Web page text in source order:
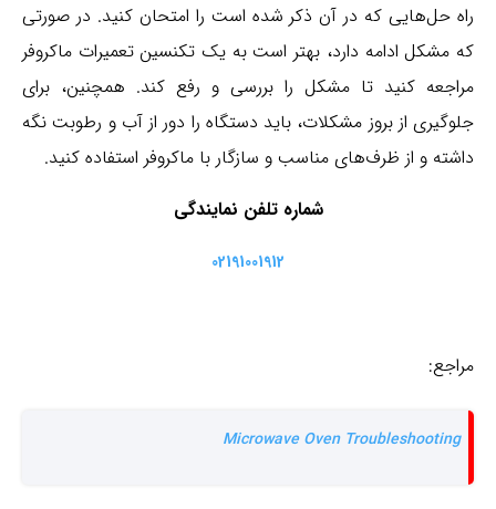
راه حل‌هایی که در آن ذکر شده است را امتحان کنید. در صورتی
که مشکل ادامه دارد، بهتر است به یک تکنسین تعمیرات ماکروفر
مراجعه کنید تا مشکل را بررسی و رفع کند. همچنین، برای
جلوگیری از بروز مشکلات، باید دستگاه را دور از آب و رطوبت نگه
داشته و از ظرف‌های مناسب و سازگار با ماکروفر استفاده کنید.
شماره تلفن نمایندگی
02191001912
مراجع:
Microwave Oven Troubleshooting